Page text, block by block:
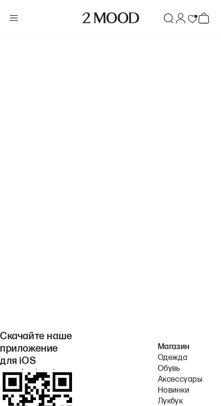
Скачайте наше
приложение
для iOS
или Android.
Магазин
Одежда
Обувь
Аксессуары
Новинки
Лукбук